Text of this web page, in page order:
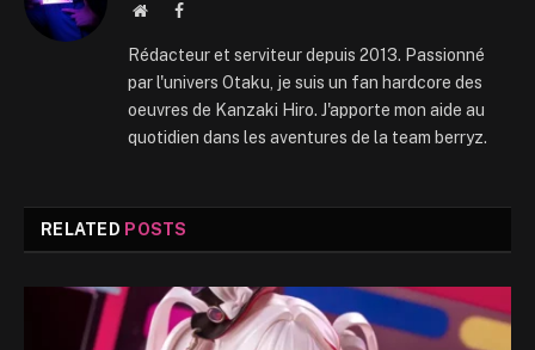
WebsiteFacebook
Rédacteur et serviteur depuis 2013. Passionné
par l'univers Otaku, je suis un fan hardcore des
oeuvres de Kanzaki Hiro. J'apporte mon aide au
quotidien dans les aventures de la team berryz.
RELATED POSTS